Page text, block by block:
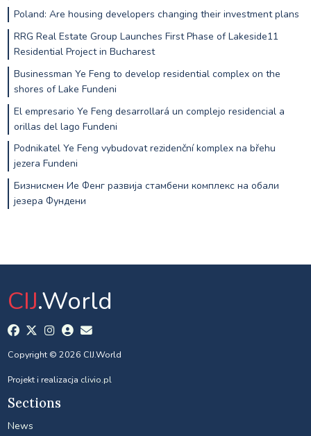
Poland: Are housing developers changing their investment plans
RRG Real Estate Group Launches First Phase of Lakeside11
Residential Project in Bucharest
Businessman Ye Feng to develop residential complex on the
shores of Lake Fundeni
El empresario Ye Feng desarrollará un complejo residencial a
orillas del lago Fundeni
Podnikatel Ye Feng vybudovat rezidenční komplex na břehu
jezera Fundeni
Бизнисмен Ие Фенг развија стамбени комплекс на обали
језера Фундени
CIJ.World
Copyright © 2026 CIJ.World
Projekt i realizacja clivio.pl
Sections
News